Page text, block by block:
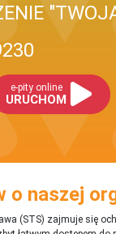
e-pity online
URUCHOM
o naszej
(STS) zajmuje się